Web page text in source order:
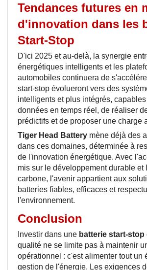
Tendances futures en
d'innovation dans les
Start-Stop
D'ici 2025 et au-delà, la synergie
énergétiques intelligents et les
automobiles continuera de
start-stop évolueront vers des
intelligents et plus intégrés,
données en temps réel, de réaliser
prédictifs et de proposer une charge
Tiger Head Battery mène déjà des
dans ces domaines, déterminée à
de l'innovation énergétique. Avec
mis sur le développement durable et
carbone, l'avenir appartient aux
batteries fiables, efficaces et
l'environnement.
Conclusion
Investir dans une batterie start-stop
qualité ne se limite pas à maintenir
opérationnel : c'est alimenter tout un
gestion de l'énergie. Les exigences